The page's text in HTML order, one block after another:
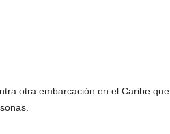
otra embarcación en el Caribe que